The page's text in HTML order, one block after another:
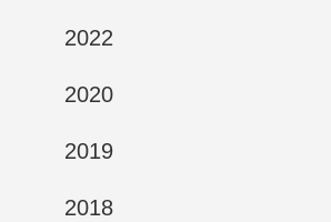
2022
2020
2019
2018